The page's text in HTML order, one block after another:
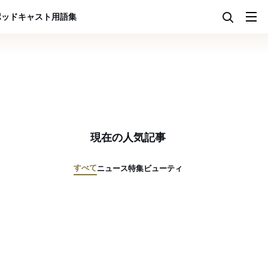
ドキャスト用語集
現在の人気記事
すべてニュース特集ビューティ